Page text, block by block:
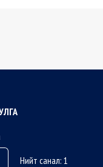
Нийт санал: 1